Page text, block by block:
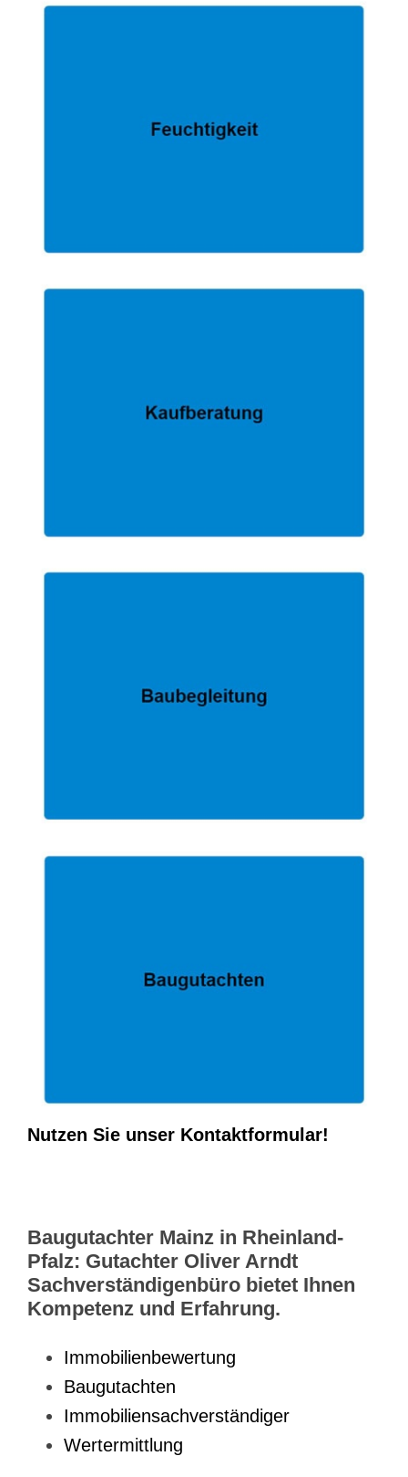
Nutzen Sie unser Kontaktformular!
Baugutachter Mainz in Rheinland-
Pfalz: Gutachter Oliver Arndt
Sachverständigenbüro bietet Ihnen
Kompetenz und Erfahrung.
Immobilienbewertung
Baugutachten
Immobiliensachverständiger
Wertermittlung